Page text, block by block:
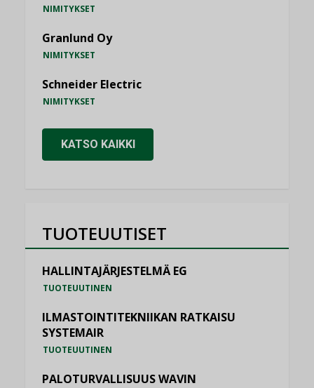
NIMITYKSET
Granlund Oy
NIMITYKSET
Schneider Electric
NIMITYKSET
KATSO KAIKKI
TUOTEUUTISET
HALLINTAJÄRJESTELMÄ EG
TUOTEUUTINEN
ILMASTOINTITEKNIIKAN RATKAISU
SYSTEMAIR
TUOTEUUTINEN
PALOTURVALLISUUS WAVIN